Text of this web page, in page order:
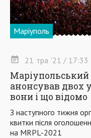
Маріуполь
21 тра '21 / 17:33
анонсував двох
вони і що відомо
З наступного тижня
квитки після
на MRPL-2021